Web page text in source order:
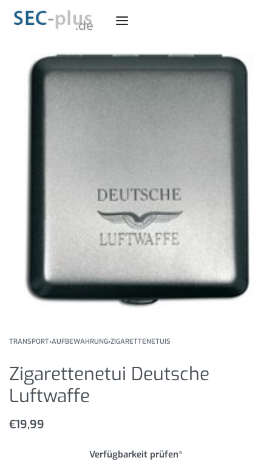
TRANSPORT›AUFBEWAHRUNG›ZIGARETTENETUIS
Zigarettenetui Deutsche
Luftwaffe
€19,99
Verfügbarkeit prüfen*